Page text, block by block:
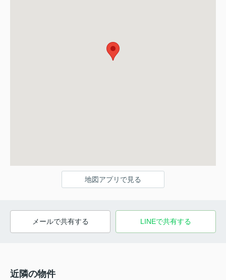
地図アプリで見る
メールで共有する LINEで共有する
近隣の物件